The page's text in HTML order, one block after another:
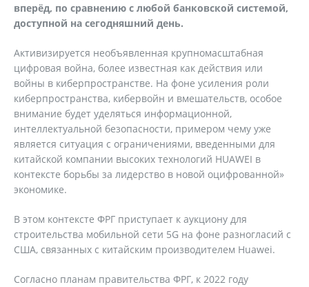
вперёд, по сравнению с любой банковской системой,
доступной на сегодняшний день.
Активизируется необъявленная крупномасштабная
цифровая война, более известная как действия или
войны в киберпространстве. На фоне усиления роли
киберпространства, кибервойн и вмешательств, особое
внимание будет уделяться информационной,
интеллектуальной безопасности, примером чему уже
является ситуация с ограничениями, введенными для
китайской компании высоких технологий HUAWEI в
контексте борьбы за лидерство в новой оцифрованной»
экономике.
В этом контексте ФРГ приступает к аукциону для
строительства мобильной сети 5G на фоне разногласий с
США, связанных с китайским производителем Huawei.
Согласно планам правительства ФРГ, к 2022 году